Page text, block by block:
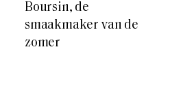
Boursin, de
smaakmaker van de
zomer